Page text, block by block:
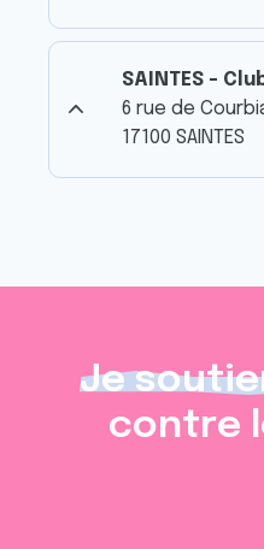
SAINTES -
6 rue de
17100 SAINTES
Je
contre